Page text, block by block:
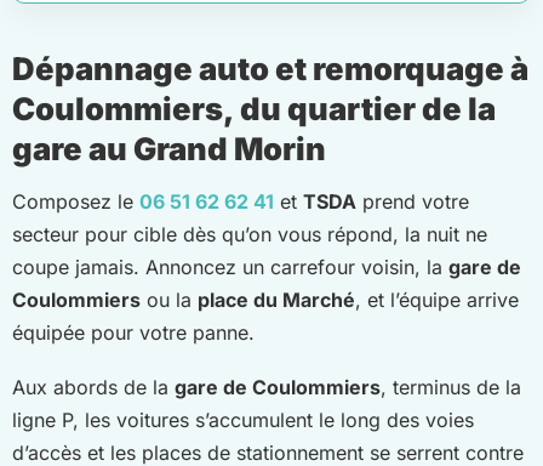
Dépannage auto et remorquage à
Coulommiers, du quartier de la
gare au Grand Morin
Composez le 06 51 62 62 41 et TSDA prend votre
secteur pour cible dès qu’on vous répond, la nuit ne
coupe jamais. Annoncez un carrefour voisin, la gare de
Coulommiers ou la place du Marché, et l’équipe arrive
équipée pour votre panne.
Aux abords de la gare de Coulommiers, terminus de la
ligne P, les voitures s’accumulent le long des voies
d’accès et les places de stationnement se serrent contre